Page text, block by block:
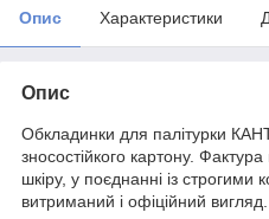
Опис Характеристики
Опис
Обкладинки для палітурки
зносостійкого картону.
шкіру, у поєднанні із
витриманий і офіційний вигляд.